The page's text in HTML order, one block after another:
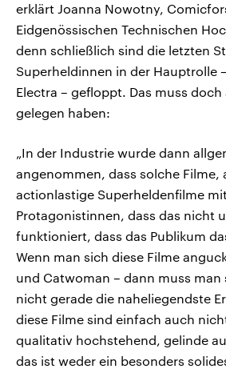
erklärt Joanna Nowotny,
Eidgenössischen Technischen
denn schließlich sind die letzten
Superheldinnen in der Hauptrolle
Electra – gefloppt. Das muss doch
gelegen haben:
„In der Industrie wurde dann
angenommen, dass solche Filme,
actionlastige Superheldenfilme
Protagonistinnen, dass das nicht
funktioniert, dass das Publikum
Wenn man sich diese Filme
und Catwoman – dann muss man
nicht gerade die naheliegendste
diese Filme sind einfach auch
qualitativ hochstehend, gelinde
das ist weder ein besonders